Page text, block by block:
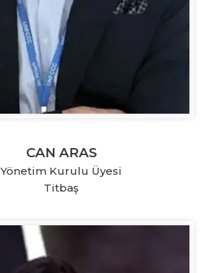
CAN ARAS
Yönetim Kurulu Üyesi
Titbaş